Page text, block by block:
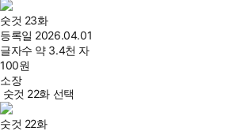
숫것 23화
등록일 2026.04.01
글자수 약 3.4천 자
100원
소장
숫것 22화 선택
숫것 22화